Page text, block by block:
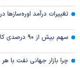
تغییرات درآمد اوره‌سازها
سهم بیش از ۹۰ درصدی کارتخوان‌های فروشگاهی از تراکنش‌های تیرماه
چرا بازار جهانی نفت با